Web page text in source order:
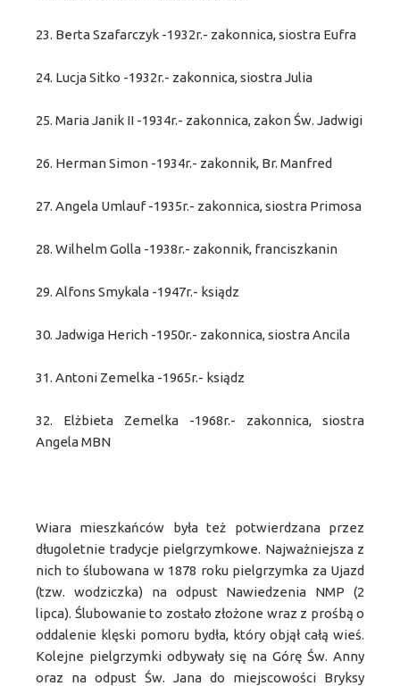
23. Berta Szafarczyk -1932r.- zakonnica, siostra Eufra
24. Lucja Sitko -1932r.- zakonnica, siostra Julia
25. Maria Janik II -1934r.- zakonnica, zakon Św. Jadwigi
26. Herman Simon -1934r.- zakonnik, Br. Manfred
27. Angela Umlauf -1935r.- zakonnica, siostra Primosa
28. Wilhelm Golla -1938r.- zakonnik, franciszkanin
29. Alfons Smykala -1947r.- ksiądz
30. Jadwiga Herich -1950r.- zakonnica, siostra Ancila
31. Antoni Zemelka -1965r.- ksiądz
32. Elżbieta Zemelka -1968r.- zakonnica, siostra
Angela MBN
Wiara mieszkańców była też potwierdzana przez
długoletnie tradycje pielgrzymkowe. Najważniejsza z
nich to ślubowana w 1878 roku pielgrzymka za Ujazd
(tzw. wodziczka) na odpust Nawiedzenia NMP (2
lipca). Ślubowanie to zostało złożone wraz z prośbą o
oddalenie klęski pomoru bydła, który objął całą wieś.
Kolejne pielgrzymki odbywały się na Górę Św. Anny
oraz na odpust Św. Jana do miejscowości Bryksy